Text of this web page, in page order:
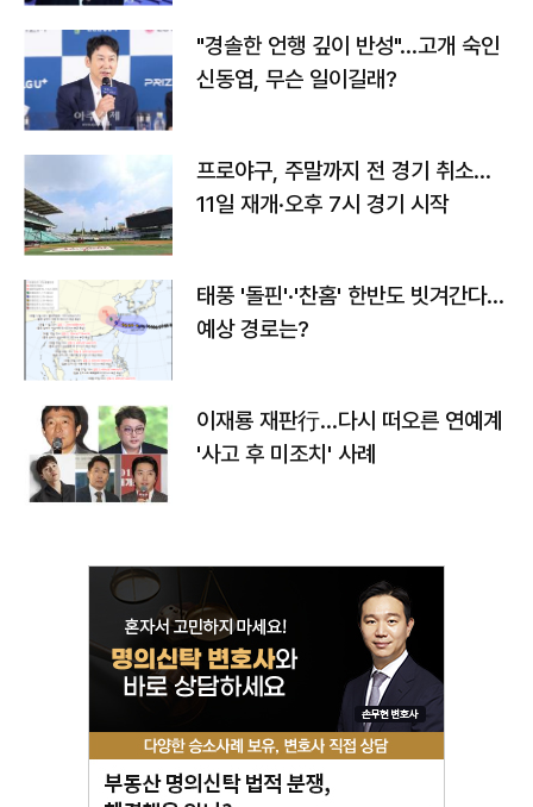
"경솔한 언행 깊이 반성"…고개 숙인
신동엽, 무슨 일이길래?
프로야구, 주말까지 전 경기 취소…
11일 재개·오후 7시 경기 시작
태풍 '돌핀'·'찬홈' 한반도 빗겨간다…
예상 경로는?
이재룡 재판行…다시 떠오른 연예계
'사고 후 미조치' 사례